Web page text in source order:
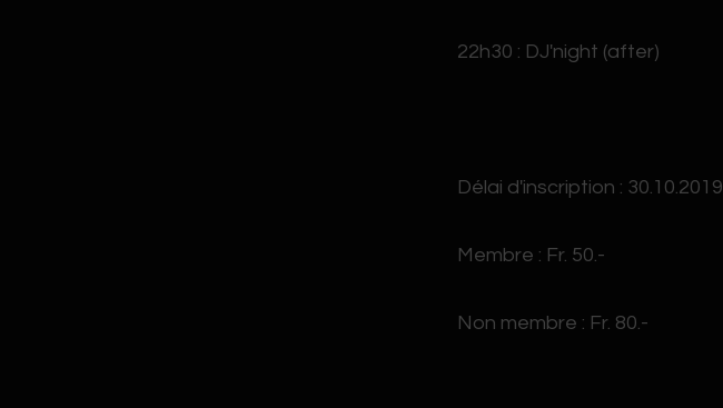
22h30 : DJ'night (after)
Délai d'inscription : 30.10.2019
Membre : Fr. 50.-
Non membre : Fr. 80.-